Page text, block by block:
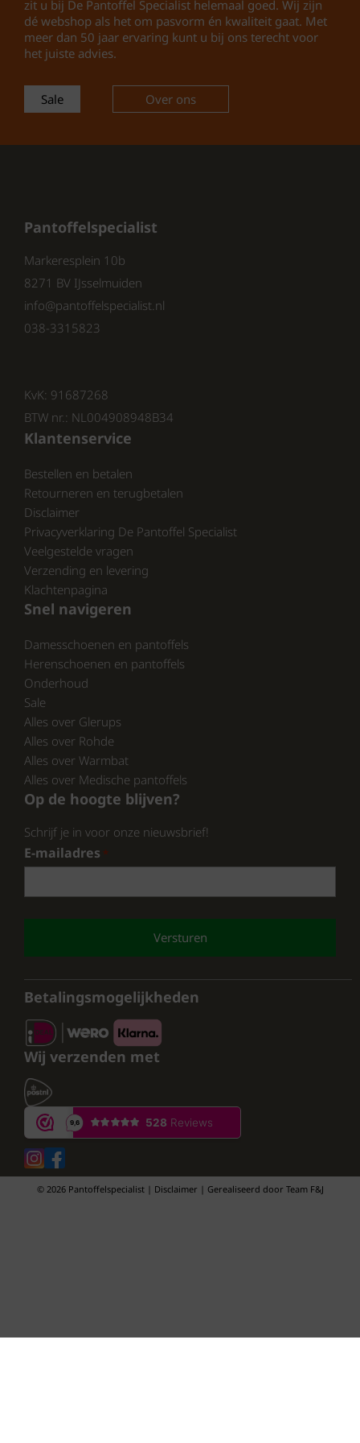
binnen als buiten.
Kleur: De pantoffels zijn
verkrijgbaar in een warme bruine
tint die gemakkelijk te
combineren is met verschillende
outfits.
behoort tot de oudste fabrikanten die
hun producten. Het merk heeft een lange
geschiedenis van vakmanschap en kwaliteit.
De Warmbat Dames Pantoffels zijn dan ook
een reflectie van deze traditie.
Voordelen van Merino Wol
De 100% Merino schapenwol in deze
pantoffels biedt tal van voordelen:
Zachtheid: Merino wol is
huid.
Temperatuurregulatie: Deze
wolsoort houdt je voeten warm in
Ademend Vermogen: Merino wol
ze fris blijven, zelfs na langdurig
dragen.
een slimme investering maakt.
De Warmbat Dames Pantoffels zijn nu te
koop bij pantoffelspecialist.nl. Hier vind je een
uitgebreide selectie aan Warmbat-producten,
zodat je de perfecte pantoffels kunt vinden
die bij jouw stijl passen.
CONCLUSIE:
je dankbaar zijn! pantoffelspecialist.nl
zit u bij De Pantoffel Specialist helemaal goed. Wij zijn
dé webshop als het om pasvorm én kwaliteit gaat. Met
meer dan 50 jaar ervaring kunt u bij ons terecht voor
het juiste advies.
Sale Over ons
Pantoffelspecialist
Markeresplein 10b
8271 BV IJsselmuiden
info@pantoffelspecialist.nl
038-3315823
KvK: 91687268
BTW nr.: NL004908948B34
Klantenservice
Bestellen en betalen
Retourneren en terugbetalen
Disclaimer
Privacyverklaring De Pantoffel Specialist
Veelgestelde vragen
Verzending en levering
Klachtenpagina
Snel navigeren
Damesschoenen en pantoffels
Herenschoenen en pantoffels
Onderhoud
Sale
Alles over Glerups
Alles over Rohde
Alles over Warmbat
Alles over Medische pantoffels
Op de hoogte blijven?
Schrijf je in voor onze nieuwsbrief!
E-mailadres *
CAPTCHA
Betalingsmogelijkheden
Wij verzenden met
© 2026 Pantoffelspecialist | Disclaimer | Gerealiseerd door Team F&J